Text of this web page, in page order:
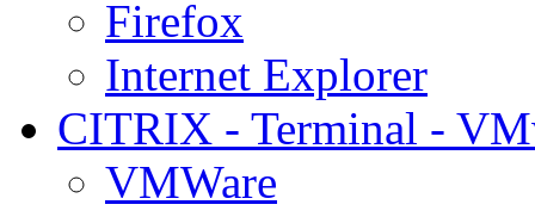
Firefox
Internet Explorer
CITRIX - Terminal -
VMWare